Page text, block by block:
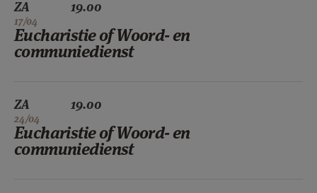
ZA
17/04
19.00
Eucharistie of Woord- en
communiedienst
ZA
24/04
19.00
Eucharistie of Woord- en
communiedienst